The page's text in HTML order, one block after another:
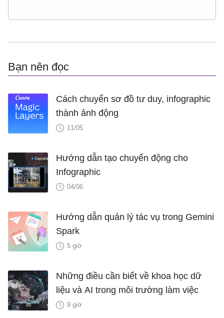
Bạn nên đọc
Cách chuyển sơ đồ tư duy, infographic
thành ảnh động
11/05
Hướng dẫn tạo chuyển động cho
Infographic
04/06
Hướng dẫn quản lý tác vụ trong Gemini
Spark
5 giờ
Những điều cần biết về khoa học dữ
liệu và AI trong môi trường làm việc
9 giờ